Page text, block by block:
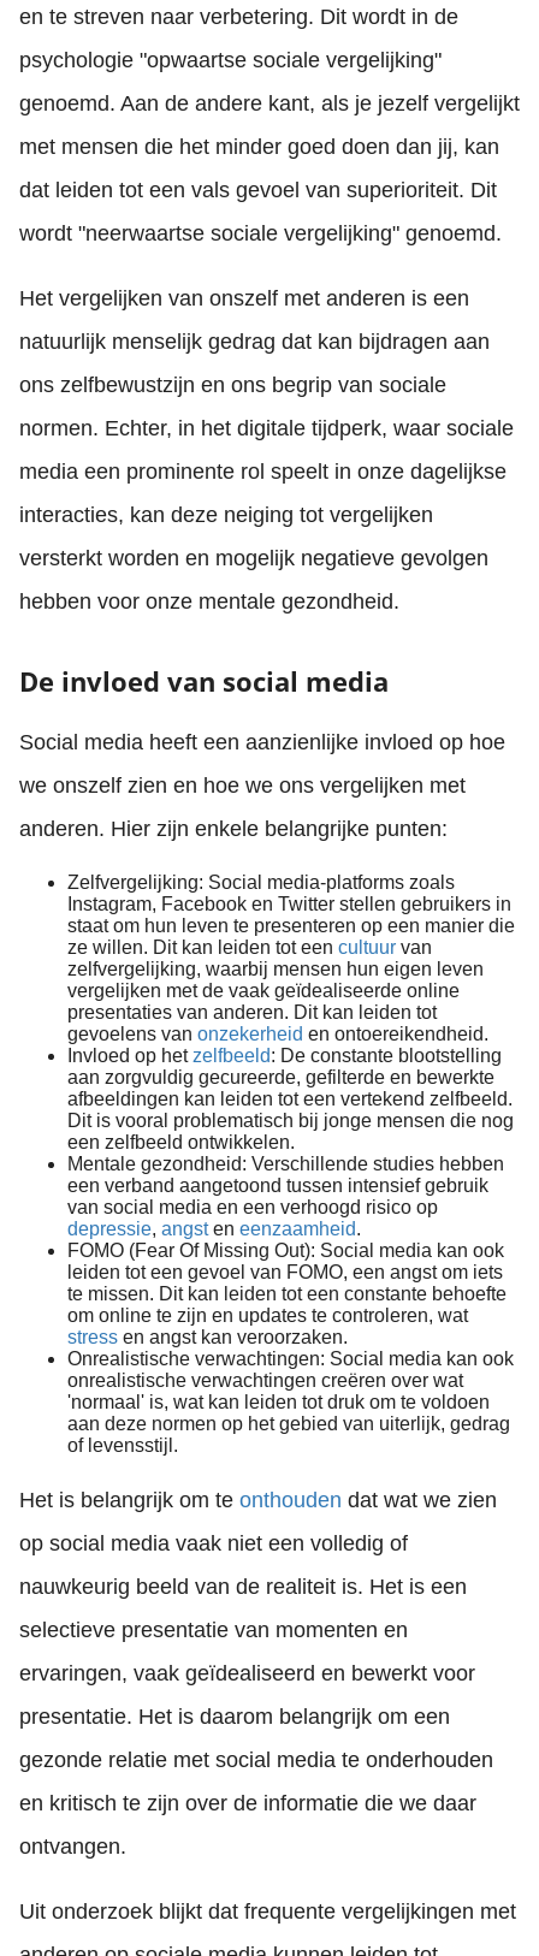
en te streven naar verbetering. Dit wordt in de
psychologie "opwaartse sociale vergelijking"
genoemd. Aan de andere kant, als je jezelf vergelijkt
met mensen die het minder goed doen dan jij, kan
dat leiden tot een vals gevoel van superioriteit. Dit
wordt "neerwaartse sociale vergelijking" genoemd.
Het vergelijken van onszelf met anderen is een
natuurlijk menselijk gedrag dat kan bijdragen aan
ons zelfbewustzijn en ons begrip van sociale
normen. Echter, in het digitale tijdperk, waar sociale
media een prominente rol speelt in onze dagelijkse
interacties, kan deze neiging tot vergelijken
versterkt worden en mogelijk negatieve gevolgen
hebben voor onze mentale gezondheid.
De invloed van social media
Social media heeft een aanzienlijke invloed op hoe
we onszelf zien en hoe we ons vergelijken met
anderen. Hier zijn enkele belangrijke punten:
Zelfvergelijking: Social media-platforms zoals
Instagram, Facebook en Twitter stellen gebruikers in
staat om hun leven te presenteren op een manier die
ze willen. Dit kan leiden tot een cultuur van
zelfvergelijking, waarbij mensen hun eigen leven
vergelijken met de vaak geïdealiseerde online
presentaties van anderen. Dit kan leiden tot
gevoelens van onzekerheid en ontoereikendheid.
Invloed op het zelfbeeld: De constante blootstelling
aan zorgvuldig gecureerde, gefilterde en bewerkte
afbeeldingen kan leiden tot een vertekend zelfbeeld.
Dit is vooral problematisch bij jonge mensen die nog
een zelfbeeld ontwikkelen.
Mentale gezondheid: Verschillende studies hebben
een verband aangetoond tussen intensief gebruik
van social media en een verhoogd risico op
depressie, angsten eenzaamheid.
FOMO (Fear Of Missing Out): Social media kan ook
leiden tot een gevoel van FOMO, een angst om iets
te missen. Dit kan leiden tot een constante behoefte
om online te zijn en updates te controleren, wat
stress en angst kan veroorzaken.
Onrealistische verwachtingen: Social media kan ook
onrealistische verwachtingen creëren over wat
'normaal' is, wat kan leiden tot druk om te voldoen
aan deze normen op het gebied van uiterlijk, gedrag
of levensstijl.
Het is belangrijk om te onthouden dat wat we zien
op social media vaak niet een volledig of
nauwkeurig beeld van de realiteit is. Het is een
selectieve presentatie van momenten en
ervaringen, vaak geïdealiseerd en bewerkt voor
presentatie. Het is daarom belangrijk om een
gezonde relatie met social media te onderhouden
en kritisch te zijn over de informatie die we daar
ontvangen.
Uit onderzoek blijkt dat frequente vergelijkingen met